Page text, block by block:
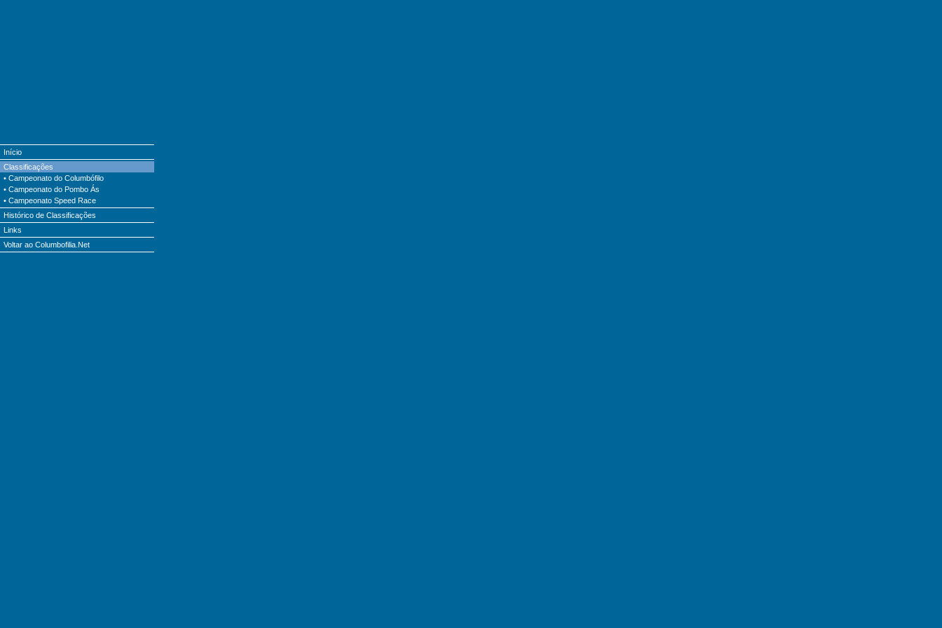
Início
Classificações
• Campeonato do Columbófilo
• Campeonato do Pombo Ás
• Campeonato Speed Race
Histórico de Classificações
Links
Voltar ao Columbofilia.Net